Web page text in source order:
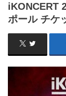
iKONCERT
ポール チケ